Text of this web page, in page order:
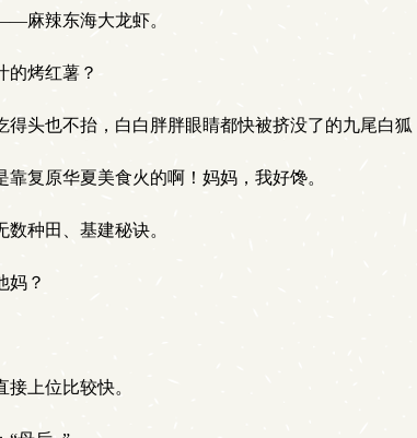
麻辣东海大龙虾。
烤红薯？
头也不抬，白白胖胖眼睛都快被挤没了的九尾白狐
复原华夏美食火的啊！妈妈，我好馋。
种田、基建秘诀。
妈？
上位比较快。